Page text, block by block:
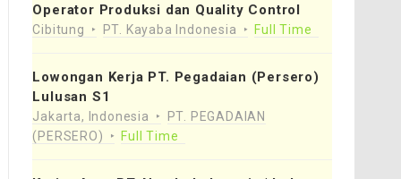
Operator Produksi dan Quality Control
Cibitung PT. Kayaba Indonesia Full Time
Lowongan Kerja PT. Pegadaian (Persero)
Lulusan S1
Jakarta, Indonesia
PT. PEGADAIAN
(PERSERO)
Full Time